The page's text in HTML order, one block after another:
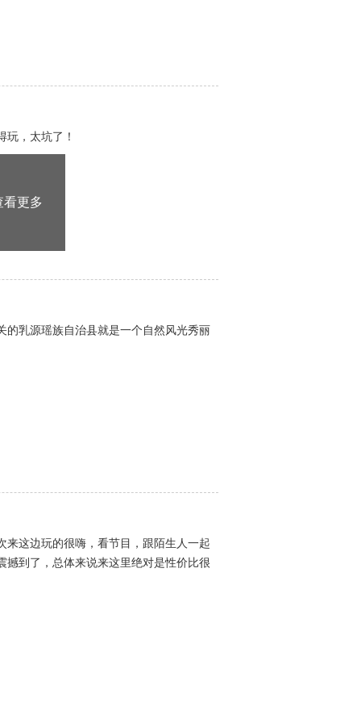
，太坑了！
看更多
的乳源瑶族自治县就是一个自然风光秀丽
这边玩的很嗨，看节目，跟陌生人一起
到了，总体来说来这里绝对是性价比很